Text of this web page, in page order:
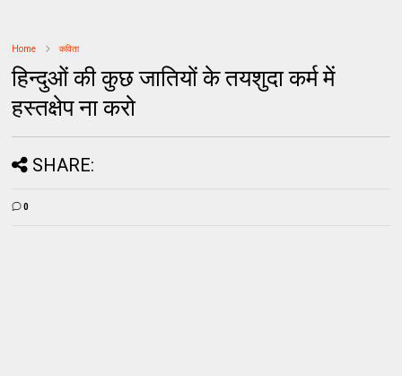
Home कविता
हिन्दुओं की कुछ जातियों के तयशुदा कर्म में
हस्तक्षेप ना करो
SHARE:
0